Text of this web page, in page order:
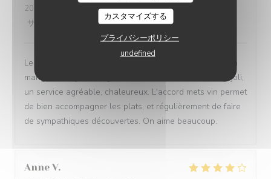
カスタマイズする
プライバシーポリシー
undefined
2026-07-11
- 20:00 - ゲスト 3
サービス
雰囲気:5/5 メニュー:5/5
Le plaisir de découvrir au fur et a mesure ce que l'on va
manger. Des plats toujours delicieux. Un endroit cosy, joli,
un service agréable, chaleureux. L'accord mets vin permet
de bien accompagner les plats, et régulièrement de faire
de sympathiques découvertes. On aime beaucoup.
Anne V